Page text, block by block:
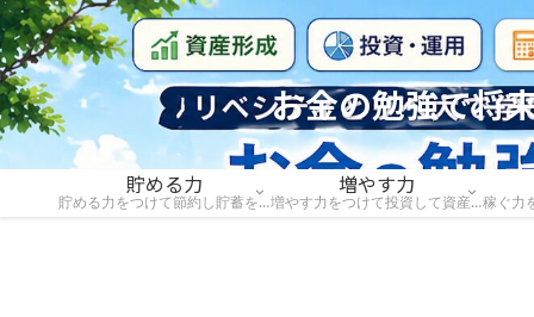
お金の勉強で将
貯める力
貯める力をつけて節約し貯蓄を増やそう
増やす力
増やす力をつけて投資して資産を増やそう